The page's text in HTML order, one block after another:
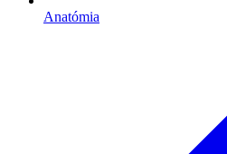
Anatómia